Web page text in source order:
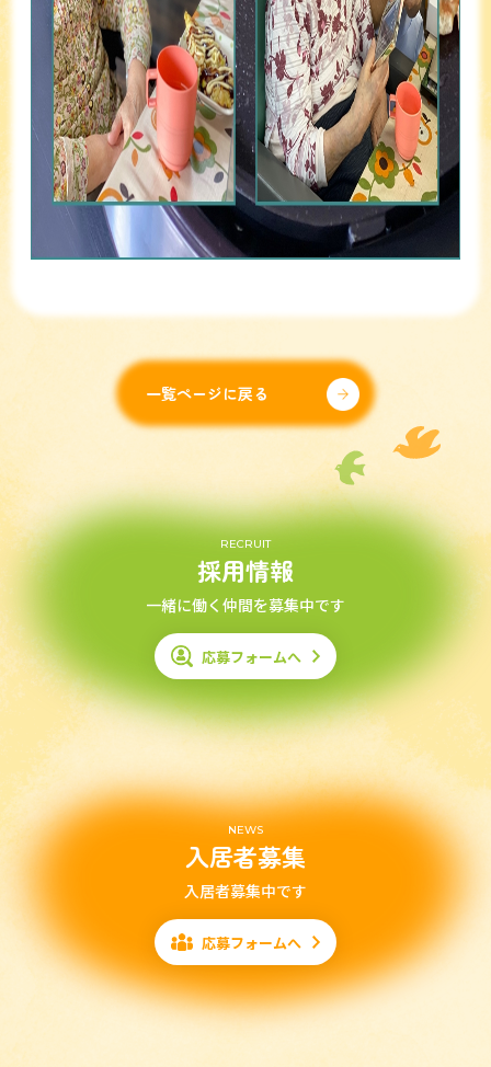
一覧ページに戻る
RECRUIT
採用情報
一緒に働く仲間を募集中です
応募フォームへ
NEWS
入居者募集
入居者募集中です
応募フォームへ